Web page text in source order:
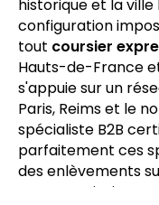
Laon, préfecture
topographie
historique et la
configuration
toutcoursier
Hauts-de-France
s'appuie sur un
Paris, Reims et le